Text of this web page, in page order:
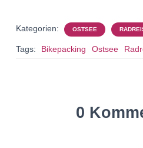
Kategorien: OSTSEE
Tags: Bikepacking Ostsee
0